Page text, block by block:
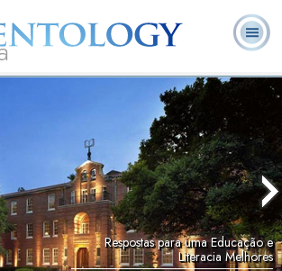
é
Perguntas
Frequentes
Livros
Respostas para uma Educação e
Literacia Melhores